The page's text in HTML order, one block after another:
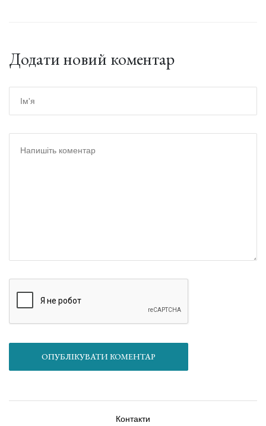
Додати новий коментар
ОПУБЛІКУВАТИ КОМЕНТАР
Контакти